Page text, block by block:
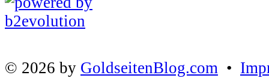
© 2026 by GoldseitenBlog.com •